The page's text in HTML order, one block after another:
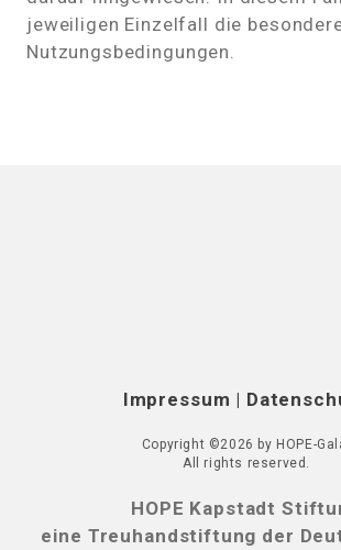
jeweiligen Einzelfall die
Nutzungsbedingungen.
Impressum |
Copyright ©2026 by HOPE-
All rights reserved.
HOPE Kapstadt
eine Treuhandstiftung der